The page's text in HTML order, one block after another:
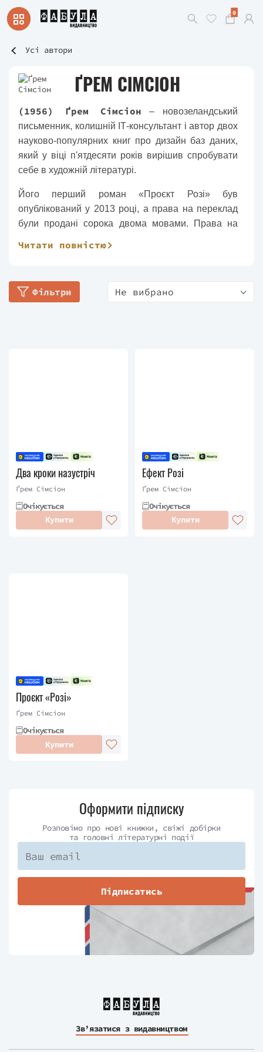
0
Усі автори
ҐРЕМ СІМСІОН
(1956) Ґрем Сімсіон – новозеландський
письменник, колишній ІТ-консультант і автор двох
науково-популярних книг про дизайн баз даних,
який у віці п'ятдесяти років вирішив спробувати
себе в художній літературі.
Його перший роман «Проєкт Розі» був
опублікований у 2013 році, а права на переклад
були продані сорока двома мовами. Права на
семінари з письменницької майстерності.
Читати повністю
Фільтри Не вибрано
Два кроки назустріч
Ґрем Сімсіон
Очікується
Купити
Ефект Розі
Ґрем Сімсіон
Очікується
Купити
Проєкт «Розі»
Ґрем Сімсіон
Очікується
Купити
Оформити підписку
Розповімо про нові книжки, свіжі добірки
та головні літературні події
Підписатись
Зв’язатися з видавництвом